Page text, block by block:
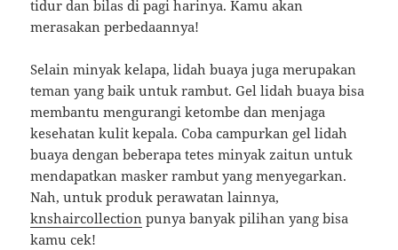
tidur dan bilas di pagi harinya. Kamu akan
merasakan perbedaannya!
Selain minyak kelapa, lidah buaya juga merupakan
teman yang baik untuk rambut. Gel lidah buaya bisa
membantu mengurangi ketombe dan menjaga
kesehatan kulit kepala. Coba campurkan gel lidah
buaya dengan beberapa tetes minyak zaitun untuk
mendapatkan masker rambut yang menyegarkan.
Nah, untuk produk perawatan lainnya,
knshaircollection punya banyak pilihan yang bisa
kamu cek!